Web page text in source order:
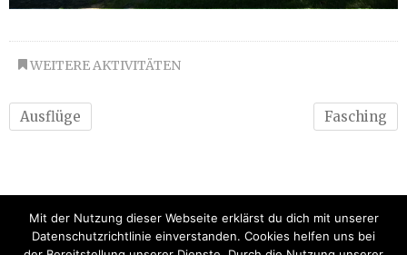
WEITERE AKTIVITÄTEN
Ausflüge Fasching
Mit der Nutzung dieser Webseite erklärst du dich mit unserer
Datenschutzrichtlinie einverstanden. Cookies helfen uns bei